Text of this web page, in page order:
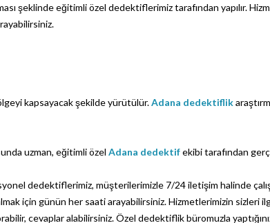
şeklinde eğitimli özel dedektiflerimiz tarafından yapılır.
kapsayacak şekilde yürütülür.Adana dedektiflik
uzman, eğitimli özel Adana dedektifekibi tarafından
dedektiflerimiz, müşterilerimizle 7/24 iletişim halinde
için günün her saati arayabilirsiniz. Hizmetlerimizin sizleri
cevaplar alabilirsiniz. Özel dedektiflik büromuzla